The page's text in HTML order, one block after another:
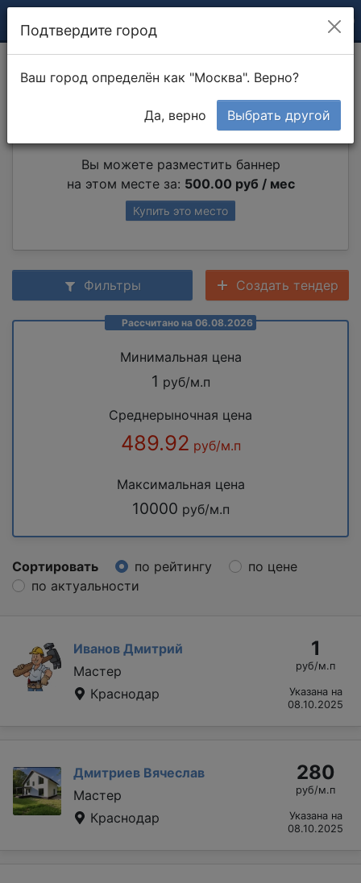
Монтаж сололифта
Вы можете разместить баннер
на этом месте за: 500.00 руб / мес
Купить это место
Фильтры Создать тендер
Рассчитано на 06.08.2026
Минимальная цена
1 руб/м.п
Среднерыночная цена
489.92 руб/м.п
Максимальная цена
10000 руб/м.п
Сортировать по рейтингу
по цене
по актуальности
Иванов Дмитрий
Мастер
Краснодар
1
руб/м.п
Указана на
08.10.2025
Дмитриев Вячеслав
Мастер
Краснодар
280
руб/м.п
Указана на
08.10.2025
Подтвердите город
Ваш город определён как "Москва". Верно?
Да, верно Выбрать другой